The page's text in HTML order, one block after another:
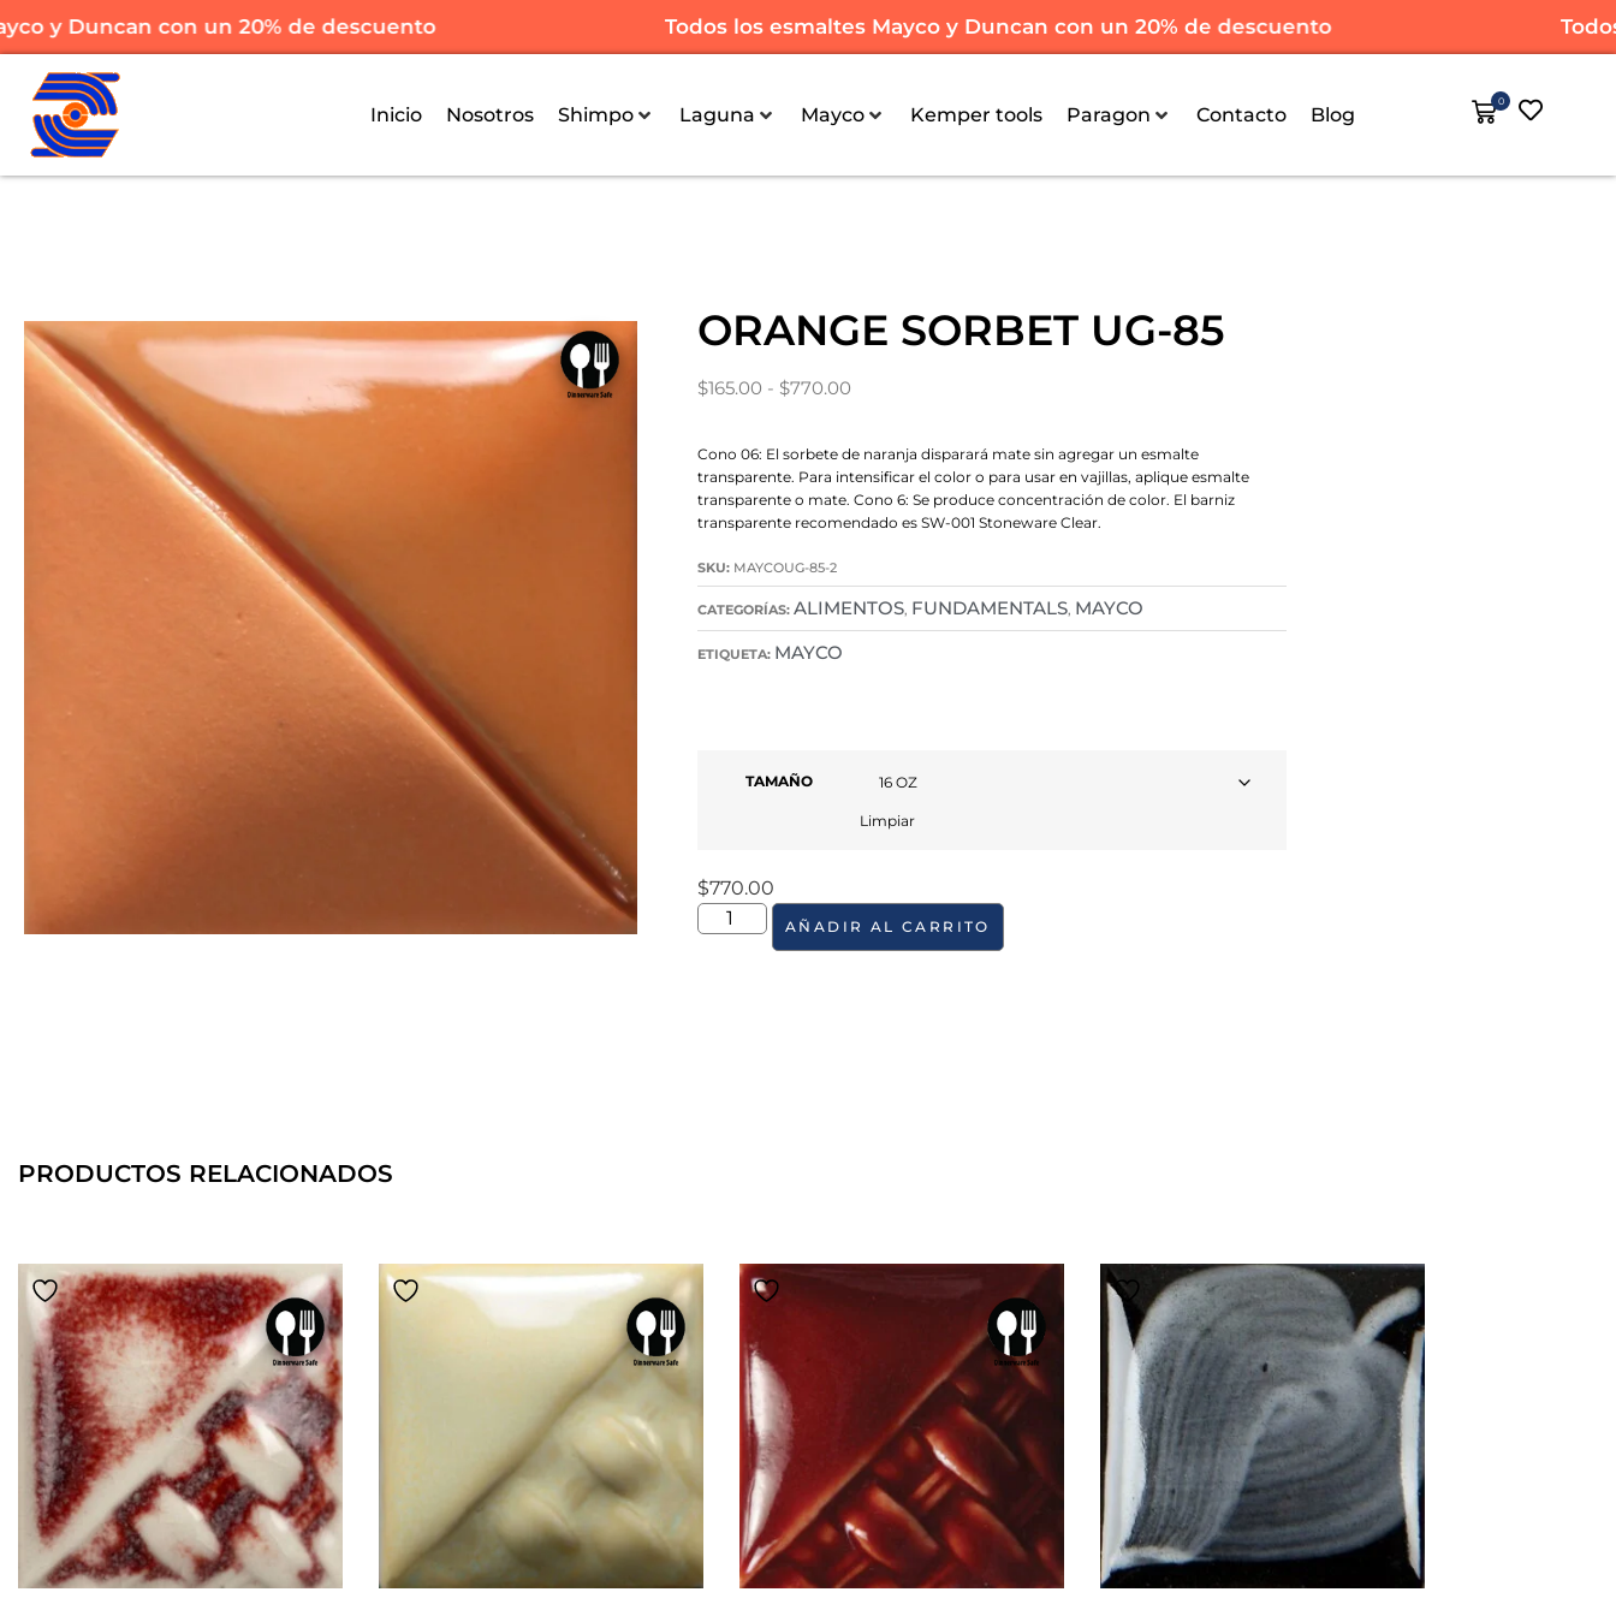
y Duncan con un 20% de descuento Todos los esmaltes Mayco y Duncan con un 20% de descuento Todos
Inicio Nosotros Shimpo Laguna Mayco Kemper tools Paragon Contacto Blog
0
ORANGE SORBET UG-85
$165.00 - $770.00
Cono 06: El sorbete de naranja disparará mate sin agregar un esmalte
transparente. Para intensificar el color o para usar en vajillas, aplique esmalte
transparente o mate. Cono 6: Se produce concentración de color. El barniz
transparente recomendado es SW-001 Stoneware Clear.
SKU: MAYCOUG-85-2
CATEGORÍAS: ALIMENTOS, FUNDAMENTALS, MAYCO
ETIQUETA: MAYCO
TAMAÑO
Limpiar
$770.00
AÑADIR AL CARRITO
PRODUCTOS RELACIONADOS